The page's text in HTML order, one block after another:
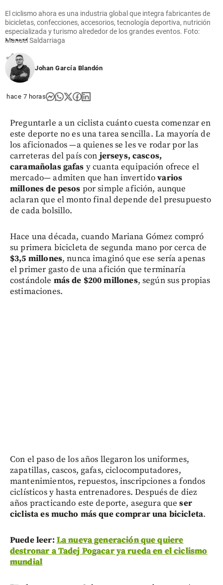
el legado
de
Gustavo
Petro
share
El ciclismo ahora es una industria global que integra fabricantes de
bicicletas, confecciones, accesorios, tecnología deportiva, nutrición
especializada y turismo alrededor de los grandes eventos. Foto:
Manuel Saldarriaga
Johan García Blandón
hace 7 horas
Preguntarle a un ciclista cuánto cuesta comenzar en
este deporte no es una tarea sencilla. La mayoría de
los aficionados —a quienes se les ve rodar por las
carreteras del país con jerseys, cascos,
caramañolas gafas y cuanta equipación ofrece el
mercado— admiten que han invertidovarios
millones de pesos por simple afición, aunque
aclaran que el monto final depende del presupuesto
de cada bolsillo.
Hace una década, cuando Mariana Gómez compró
su primera bicicleta de segunda mano por cerca de
$3,5 millones, nunca imaginó que ese sería apenas
el primer gasto de una afición que terminaría
costándole más de $200 millones, según sus propias
estimaciones.
Con el paso de los años llegaron los uniformes,
zapatillas, cascos, gafas, ciclocomputadores,
mantenimientos, repuestos, inscripciones a fondos
ciclísticos y hasta entrenadores. Después de diez
años practicando este deporte, asegura queser
ciclista es mucho más que comprar una bicicleta.
Puede leer: La nueva generación que quiere
destronar a Tadej Pogacar ya rueda en el ciclismo
mundial